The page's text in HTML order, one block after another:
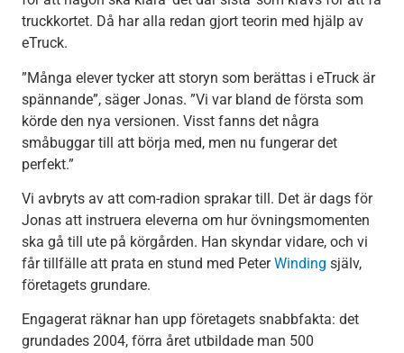
truckkortet. Då har alla redan gjort teorin med hjälp av
eTruck.
”Många elever tycker att storyn som berättas i eTruck är
spännande”, säger Jonas. ”Vi var bland de första som
körde den nya versionen. Visst fanns det några
småbuggar till att börja med, men nu fungerar det
perfekt.”
Vi avbryts av att com-radion sprakar till. Det är dags för
Jonas att instruera eleverna om hur övningsmomenten
ska gå till ute på körgården. Han skyndar vidare, och vi
får tillfälle att prata en stund med PeterWinding själv,
företagets grundare.
Engagerat räknar han upp företagets snabbfakta: det
grundades 2004, förra året utbildade man 500